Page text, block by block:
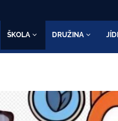
ŠKOLA DRUŽINA